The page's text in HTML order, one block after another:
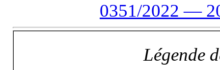
0351/2022 —
Légende